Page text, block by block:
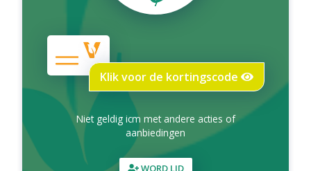
Klik voor de kortingscode
Niet geldig icm met andere acties of
aanbiedingen
WORD LID